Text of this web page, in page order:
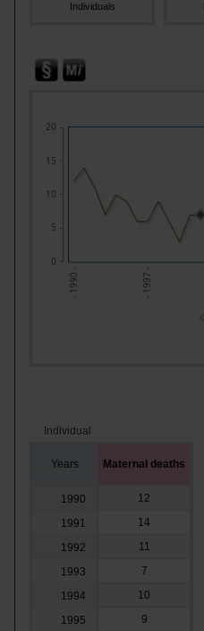
Individuals
- 1990 - - 1997 -
0
5
10
15
20
Individual
Years Maternal deaths
1990
12
1991
14
1992
11
1993
7
1994
10
1995
9